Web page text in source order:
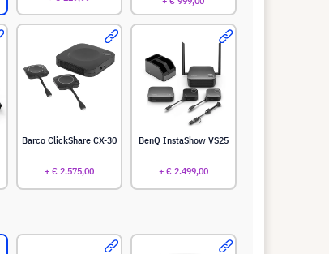
Barco ClickShare CX-30
+ € 2.575,00
BenQ InstaShow VS25
+ € 2.499,00